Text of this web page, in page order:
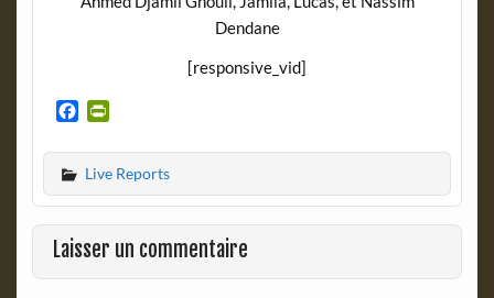
Dendane
[responsive_vid]
c
e
b
o
o
k
i
n
t
F
r
e
Live Reports
Laisser un commentaire